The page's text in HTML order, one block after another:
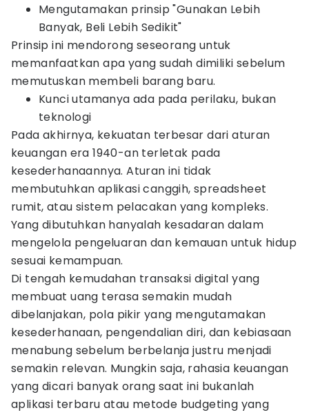
Mengutamakan prinsip "Gunakan Lebih
Banyak, Beli Lebih Sedikit"
Prinsip ini mendorong seseorang untuk
memanfaatkan apa yang sudah dimiliki sebelum
memutuskan membeli barang baru.
Kunci utamanya ada pada perilaku, bukan
teknologi
Pada akhirnya, kekuatan terbesar dari aturan
keuangan era 1940-an terletak pada
kesederhanaannya. Aturan ini tidak
membutuhkan aplikasi canggih, spreadsheet
rumit, atau sistem pelacakan yang kompleks.
Yang dibutuhkan hanyalah kesadaran dalam
mengelola pengeluaran dan kemauan untuk hidup
sesuai kemampuan.
Di tengah kemudahan transaksi digital yang
membuat uang terasa semakin mudah
dibelanjakan, pola pikir yang mengutamakan
kesederhanaan, pengendalian diri, dan kebiasaan
menabung sebelum berbelanja justru menjadi
semakin relevan. Mungkin saja, rahasia keuangan
yang dicari banyak orang saat ini bukanlah
aplikasi terbaru atau metode budgeting yang